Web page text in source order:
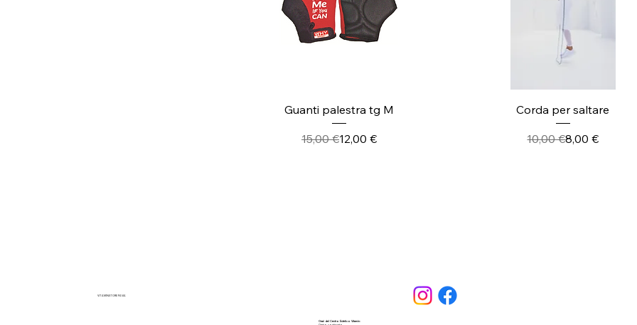
Vista rapida
Guanti palestra tg M
Prezzo regolare
15,00 €Prezzo scontato
12,00 €
Vista rapida
Corda per saltare
Prezzo
10,00 €Prezzo
8,00 €
VITAMINSTORE PAVIA
Orari del Centro Estetico Vitamin: